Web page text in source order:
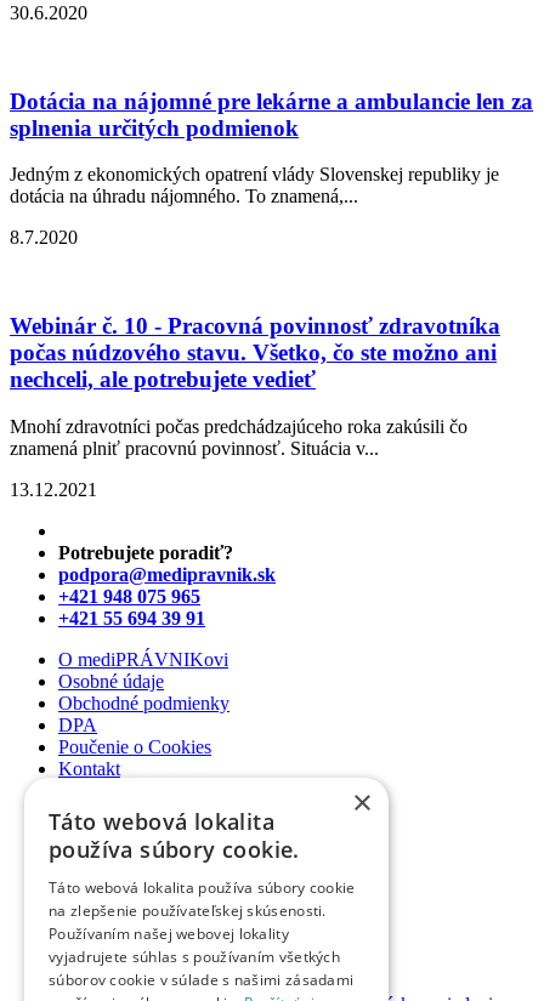
30.6.2020
Dotácia na nájomné pre lekárne a ambulancie len za
splnenia určitých podmienok
Jedným z ekonomických opatrení vlády Slovenskej republiky je
dotácia na úhradu nájomného. To znamená,...
8.7.2020
Webinár č. 10 - Pracovná povinnosť zdravotníka
počas núdzového stavu. Všetko, čo ste možno ani
nechceli, ale potrebujete vedieť
Mnohí zdravotníci počas predchádzajúceho roka zakúsili čo
znamená plniť pracovnú povinnosť. Situácia v...
13.12.2021
Potrebujete poradiť?
podpora@medipravnik.sk
+421 948 075 965
+421 55 694 39 91
O mediPRÁVNIKovi
Osobné údaje
Obchodné podmienky
DPA
Poučenie o Cookies
Kontakt
Newsletter
Články
Podcasty
Informované súhlasy
Právny web pre ambulancie
Právnik na telefóne
GDPR ambulancie / lekárne
×
Táto webová lokalita
používa súbory cookie.
Táto webová lokalita používa súbory cookie
na zlepšenie používateľskej skúsenosti.
Používaním našej webovej lokality
vyjadrujete súhlas s používaním všetkých
súborov cookie v súlade s našimi zásadami